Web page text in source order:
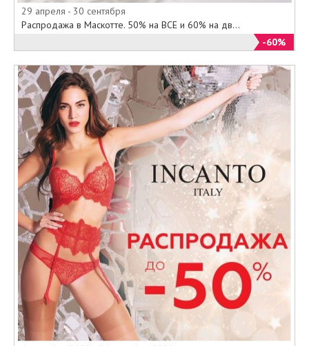
29 апреля - 30 сентября
Распродажа в Маскотте. 50% на ВСЕ и 60% на дв...
-60%